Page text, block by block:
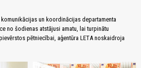
un koordinācijas departamenta
no šodienas atstājusi amatu, lai turpinātu
pētniecībai, aģentūra LETA noskaidroja